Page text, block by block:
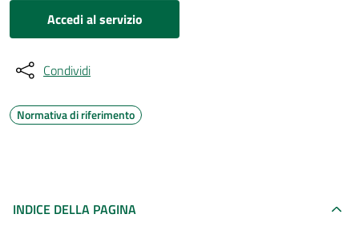
Accedi al servizio
Condividi
Normativa di riferimento
INDICE DELLA PAGINA